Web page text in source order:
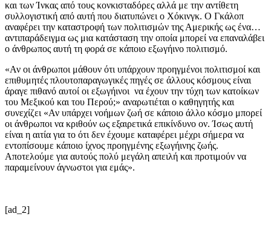
και των Ίνκας από τους κονκισταδόρες αλλά με την αντίθετη
συλλογιστική από αυτή που διατυπώνει ο Χόκινγκ. Ο Γκάλοπ
αναφέρει την καταστροφή των πολιτισμών της Αμερικής ως ένα…
αντιπαράδειγμα ως μια κατάσταση την οποία μπορεί να επαναλάβει
ο άνθρωπος αυτή τη φορά σε κάποιο εξωγήινο πολιτισμό.
«Αν οι άνθρωποι μάθουν ότι υπάρχουν προηγμένοι πολιτισμοί και
επιθυμητές πλουτοπαραγωγικές πηγές σε άλλους κόσμους είναι
άραγε πιθανό αυτοί οι εξωγήινοι να έχουν την τύχη των κατοίκων
του Μεξικού και του Περού;» αναρωτιέται ο καθηγητής και
συνεχίζει «Αν υπάρχει νοήμων ζωή σε κάποιο άλλο κόσμο μπορεί
οι άνθρωποι να κριθούν ως εξαιρετικά επικίνδυνο ον. Ίσως αυτή
είναι η αιτία για το ότι δεν έχουμε καταφέρει μέχρι σήμερα να
εντοπίσουμε κάποιο ίχνος προηγμένης εξωγήινης ζωής.
Αποτελούμε για αυτούς πολύ μεγάλη απειλή και προτιμούν να
παραμείνουν άγνωστοι για εμάς».
[ad_2]